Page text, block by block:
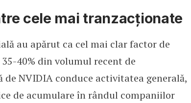
cele mai tranzacționate
au apărut ca cel mai clar factor de
40% din volumul recent de
NVIDIA conduce activitatea generală,
de acumulare în rândul companiilor